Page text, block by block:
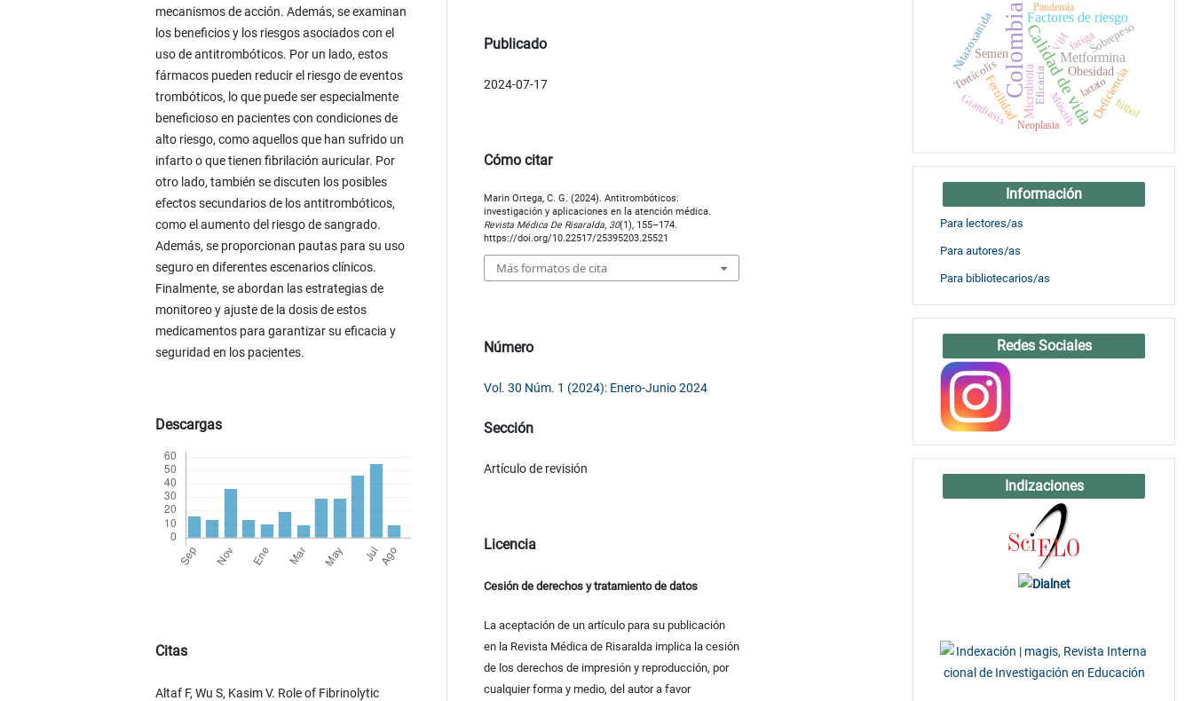
mecanismos de acción. Además, se examinan
los beneficios y los riesgos asociados con el
uso de antitrombóticos. Por un lado, estos
fármacos pueden reducir el riesgo de eventos
trombóticos, lo que puede ser especialmente
beneficioso en pacientes con condiciones de
alto riesgo, como aquellos que han sufrido un
infarto o que tienen fibrilación auricular. Por
otro lado, también se discuten los posibles
efectos secundarios de los antitrombóticos,
como el aumento del riesgo de sangrado.
Además, se proporcionan pautas para su uso
seguro en diferentes escenarios clínicos.
Finalmente, se abordan las estrategias de
monitoreo y ajuste de la dosis de estos
medicamentos para garantizar su eficacia y
seguridad en los pacientes.
Descargas
Citas
Altaf F, Wu S, Kasim V. Role of Fibrinolytic
Publicado
2024-07-17
Cómo citar
Marin Ortega, C. G. (2024). Antitrombóticos:
investigación y aplicaciones en la atención médica.
Revista Médica De Risaralda, 30(1), 155–174.
https://doi.org/10.22517/25395203.25521
Más formatos de cita
Número
Vol. 30 Núm. 1 (2024): Enero-Junio 2024
Sección
Artículo de revisión
Licencia
Cesión de derechos y tratamiento de datos
La aceptación de un artículo para su publicación
en la Revista Médica de Risaralda implica la cesión
de los derechos de impresión y reproducción, por
cualquier forma y medio, del autor a favor
ColombiaCalidad de vida
Factores de riesgo
Metformina
Microbiota Obesidad
Semen
Fertilidad Deficiencia
fatiga
Nitazoxanida
Giardiasis
Eficacia
Tortícolis
Sobrepeso
VIH
Músculo fútbol
lactato
Neoplasia
Pandemia
Información
Para lectores/as
Para autores/as
Para bibliotecarios/as
Redes Sociales
Indizaciones